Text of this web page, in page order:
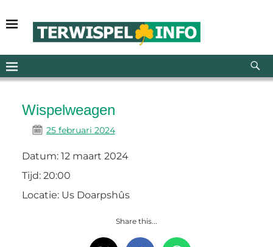
Wispelweagen
25 februari 2024
Datum: 12 maart 2024
Tijd: 20:00
Locatie: Us Doarpshûs
Share this...